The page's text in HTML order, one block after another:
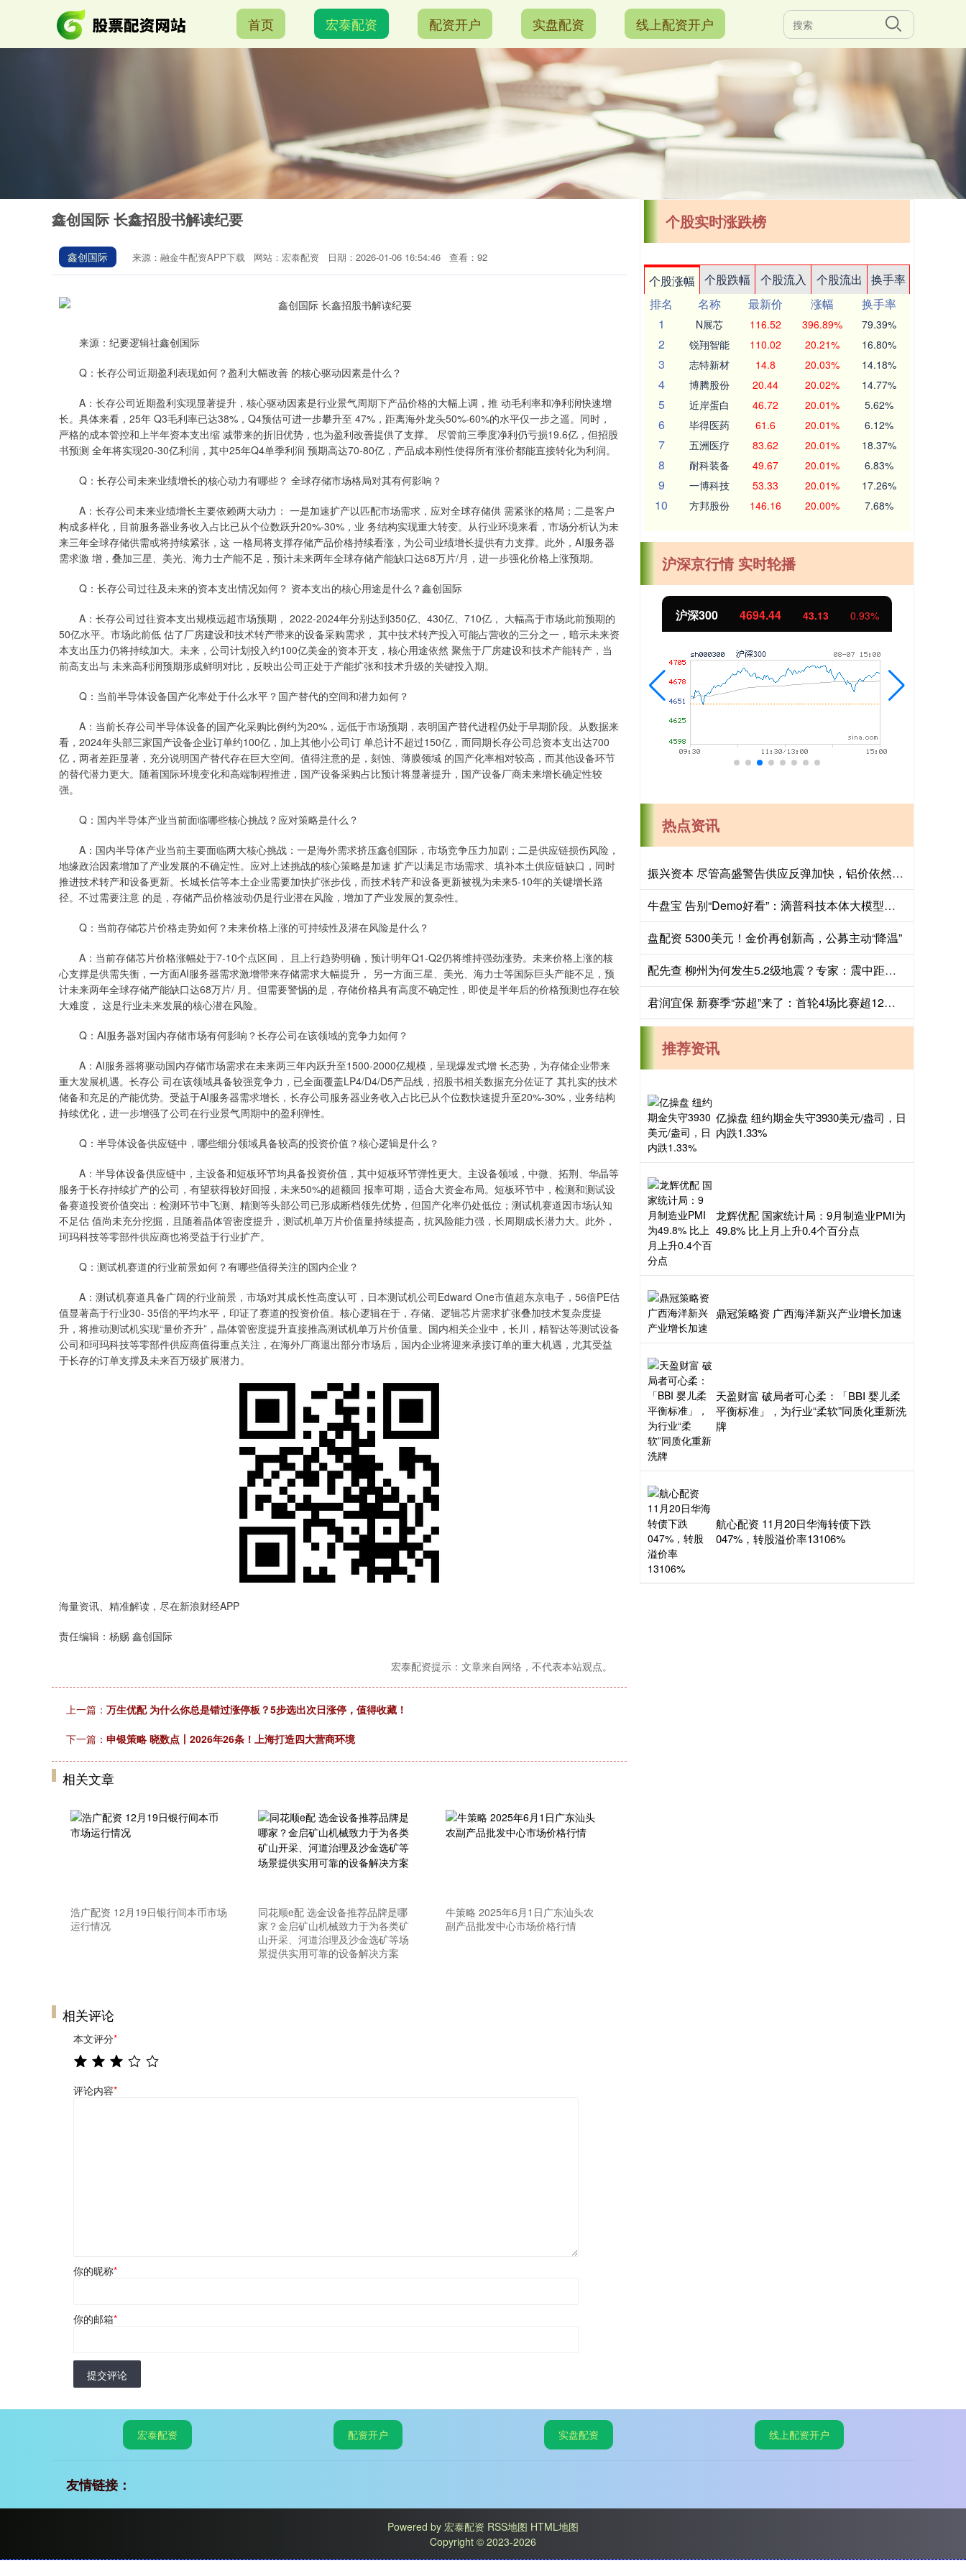
首页 宏泰配资 配资开户 实盘配资 线上配资开户
鑫创国际 长鑫招股书解读纪要
鑫创国际 来源：融金牛配资APP下载 网站：宏泰配资 日期：2026-01-06 16:54:46 查看：92
来源：纪要逻辑社鑫创国际
Q：长存公司近期盈利表现如何？盈利大幅改善 的核心驱动因素是什么？
A：长存公司近期盈利实现显著提升，核心驱动因素是行业景气周期下产品价格的大幅上调，推 动毛利率和净利润快速增
长。具体来看，25年 Q3毛利率已达38%，Q4预估可进一步攀升至 47%，距离海外龙头50%-60%的水平仅一步之遥。同时，
严格的成本管控和上半年资本支出缩 减带来的折旧优势，也为盈利改善提供了支撑。 尽管前三季度净利仍亏损19.6亿，但招股
书预测 全年将实现20-30亿利润，其中25年Q4单季利润 预期高达70-80亿，产品成本刚性使得所有涨价都能直接转化为利润。
Q：长存公司未来业绩增长的核心动力有哪些？ 全球存储市场格局对其有何影响？
A：长存公司未来业绩增长主要依赖两大动力： 一是加速扩产以匹配市场需求，应对全球存储供 需紧张的格局；二是客户
构成多样化，目前服务器业务收入占比已从个位数跃升20%-30%，业 务结构实现重大转变。从行业环境来看，市场分析认为未
来三年全球存储供需或将持续紧张，这 一格局将支撑存储产品价格持续看涨，为公司业绩增长提供有力支撑。此外，AI服务器
需求激 增，叠加三星、美光、海力士产能不足，预计未来两年全球存储产能缺口达68万片/月，进一步强化价格上涨预期。
Q：长存公司过往及未来的资本支出情况如何？ 资本支出的核心用途是什么？鑫创国际
A：长存公司过往资本支出规模远超市场预期， 2022-2024年分别达到350亿、430亿、710亿， 大幅高于市场此前预期的
50亿水平。市场此前低 估了厂房建设和技术转产带来的设备采购需求， 其中技术转产投入可能占营收的三分之一，暗示未来资
本支出压力仍将持续加大。未来，公司计划投入约100亿美金的资本开支，核心用途依然 聚焦于厂房建设和技术产能转产，当
前高支出与 未来高利润预期形成鲜明对比，反映出公司正处于产能扩张和技术升级的关键投入期。
Q：当前半导体设备国产化率处于什么水平？国产替代的空间和潜力如何？
A：当前长存公司半导体设备的国产化采购比例约为20%，远低于市场预期，表明国产替代进程仍处于早期阶段。从数据来
看，2024年头部三家国产设备企业订单约100亿，加上其他小公司订 单总计不超过150亿，而同期长存公司总资本支出达700
亿，两者差距显著，充分说明国产替代存在巨大空间。值得注意的是，刻蚀、薄膜领域 的国产化率相对较高，而其他设备环节
的替代潜力更大。随着国际环境变化和高端制程推进，国产设备采购占比预计将显著提升，国产设备厂商未来增长确定性较
强。
Q：国内半导体产业当前面临哪些核心挑战？应对策略是什么？
A：国内半导体产业当前主要面临两大核心挑战：一是海外需求挤压鑫创国际，市场竞争压力加剧；二是供应链损伤风险，
地缘政治因素增加了产业发展的不确定性。应对上述挑战的核心策略是加速 扩产以满足市场需求、填补本土供应链缺口，同时
推进技术转产和设备更新。长城长信等本土企业需要加快扩张步伐，而技术转产和设备更新被视为未来5-10年的关键增长路
径。不过需要注意 的是，存储产品价格波动仍是行业潜在风险，增加了产业发展的复杂性。
Q：当前存储芯片价格走势如何？未来价格上涨的可持续性及潜在风险是什么？
A：当前存储芯片价格涨幅处于7-10个点区间， 且上行趋势明确，预计明年Q1-Q2仍将维持强劲涨势。未来价格上涨的核
心支撑是供需失衡，一方面AI服务器需求激增带来存储需求大幅提升， 另一方面三星、美光、海力士等国际巨头产能不足，预
计未来两年全球存储产能缺口达68万片/ 月。但需要警惕的是，存储价格具有高度不确定性，即使是半年后的价格预测也存在较
大难度， 这是行业未来发展的核心潜在风险。
Q：AI服务器对国内存储市场有何影响？长存公司在该领域的竞争力如何？
A：AI服务器将驱动国内存储市场需求在未来两三年内跃升至1500-2000亿规模，呈现爆发式增 长态势，为存储企业带来
重大发展机遇。长存公 司在该领域具备较强竞争力，已全面覆盖LP4/D4/D5产品线，招股书相关数据充分佐证了 其扎实的技术
储备和充足的产能优势。受益于AI服务器需求增长，长存公司服务器业务收入占比已从个位数快速提升至20%-30%，业务结构
持续优化，进一步增强了公司在行业景气周期中的盈利弹性。
Q：半导体设备供应链中，哪些细分领域具备较高的投资价值？核心逻辑是什么？
A：半导体设备供应链中，主设备和短板环节均具备投资价值，其中短板环节弹性更大。主设备领域，中微、拓荆、华晶等
服务于长存持续扩产的公司，有望获得较好回报，未来50%的超额回 报率可期，适合大资金布局。短板环节中，检测和测试设
备赛道投资价值突出：检测环节中飞测、精测等头部公司已形成断档领先优势，但国产化率仍处低位；测试机赛道因市场认知
不足估 值尚未充分挖掘，且随着晶体管密度提升，测试机单万片价值量持续提高，抗风险能力强，长周期成长潜力大。此外，
珂玛科技等零部件供应商也将受益于行业扩产。
Q：测试机赛道的行业前景如何？有哪些值得关注的国内企业？
A：测试机赛道具备广阔的行业前景，市场对其成长性高度认可，日本测试机公司Edward One市值超东京电子，56倍PE估
值显著高于行业30- 35倍的平均水平，印证了赛道的投资价值。核心逻辑在于，存储、逻辑芯片需求扩张叠加技术复杂度提
升，将推动测试机实现“量价齐升”，晶体管密度提升直接推高测试机单万片价值量。国内相关企业中，长川，精智达等测试设备
公司和珂玛科技等零部件供应商值得重点关注，在海外厂商退出部分市场后，国内企业将迎来承接订单的重大机遇，尤其受益
于长存的订单支撑及未来百万级扩展潜力。
海量资讯、精准解读，尽在新浪财经APP
责任编辑：杨赐 鑫创国际
宏泰配资提示：文章来自网络，不代表本站观点。
上一篇： 万生优配 为什么你总是错过涨停板？5步选出次日涨停，值得收藏！
下一篇： 申银策略 晓数点丨2026年26条！上海打造四大营商环境
相关文章
浩广配资 12月19日银行间本币市场
运行情况
同花顺e配 选金设备推荐品牌是哪
家？金启矿山机械致力于为各类矿
山开采、河道治理及沙金选矿等场
景提供实用可靠的设备解决方案
牛策略 2025年6月1日广东汕头农
副产品批发中心市场价格行情
相关评论
本文评分*
评论内容*
你的昵称*
你的邮箱*
提交评论
个股实时涨跌榜
个股涨幅 个股跌幅 个股流入 个股流出
换手率
排名
名称 最新价 涨幅
换手率
1
N展芯 116.52 396.89% 79.39%
2 锐翔智能 110.02 20.21% 16.80%
3 志特新材 14.8 20.03% 14.18%
4 博腾股份 20.44 20.02% 14.77%
5 近岸蛋白 46.72 20.01% 5.62%
6 毕得医药 61.6 20.01% 6.12%
7 五洲医疗 83.62 20.01% 18.37%
8 耐科装备 49.67 20.01% 6.83%
9 一博科技 53.33 20.01% 17.26%
10 方邦股份 146.16 20.00% 7.68%
沪深京行情 实时轮播
深证成指 14311.01 200.89 1.42% 沪深300 4694.44 43.13 0.93% 北证50 1134.24 11.37 1.01%
热点资讯
振兴资本 尽管高盛警告供应反弹加快，铝价依然上涨
牛盘宝 告别“Demo好看”：滴普科技本体大模型如何打通企业AI落地的“最后一公里”
盘配资 5300美元！金价再创新高，公募主动“降温”
配先查 柳州为何发生5.2级地震？专家：震中距最近的断层不到5公里，近百年来柳州最大地震
君润宜保 新赛季“苏超”来了：首轮4场比赛超12万人现场观赛
推荐资讯
亿操盘 纽约期金失守3930美元/盎司，日
内跌1.33%
龙辉优配 国家统计局：9月制造业PMI为
49.8% 比上月上升0.4个百分点
鼎冠策略资 广西海洋新兴产业增长加速
天盈财富 破局者可心柔：「BBI 婴儿柔
平衡标准」，为行业“柔软”同质化重新洗
牌
航心配资 11月20日华海转债下跌
047%，转股溢价率13106%
宏泰配资 配资开户 实盘配资 线上配资开户
友情链接：
Powered by 宏泰配资 RSS地图 HTML地图
Copyright © 2023-2026